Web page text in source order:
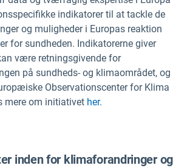
indikatorer til at tackle de
og muligheder i Europas reaktion
for sundheden. Indikatorerne giver
være retningsgivende for
på sundheds- og klimaområdet, og
Observationscenter for Klima
mere om initiativet her.
inden for klimaforandringer og